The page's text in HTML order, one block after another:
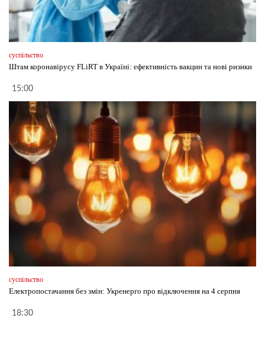
суспільство
Штам коронавірусу FLiRT в Україні: ефективність вакцин та нові ризики
15:00
суспільство
Електропостачання без змін: Укренерго про відключення на 4 серпня
18:30